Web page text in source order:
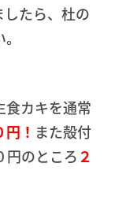
たら、杜の
食カキを通常
円！ また殻付
円のところ ２